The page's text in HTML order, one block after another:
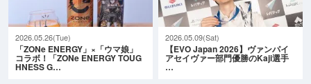
2026.05.26(Tue)
「ZONe ENERGY」×「ウマ娘」
コラボ！「ZONe ENERGY TOUG
HNESS G…
2026.05.09(Sat)
【EVO Japan 2026】ヴァンパイ
アセイヴァー部門優勝のKaji選手
…